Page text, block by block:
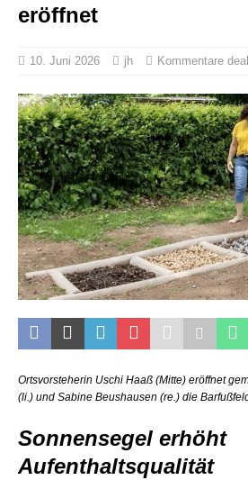
eröffnet
10. Juni 2026 jh Kommentare
Ortsvorsteherin Uschi Haaß (Mitte) eröffnet
(li.) und Sabine Beushausen (re.) die
Sonnensegel erhöht
Aufenthaltsqualität